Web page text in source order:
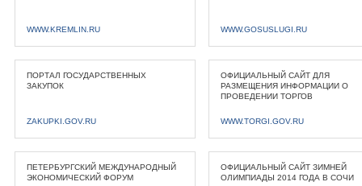
WWW.KREMLIN.RU WWW.GOSUSLUGI.RU
ПОРТАЛ ГОСУДАРСТВЕННЫХ
ЗАКУПОК
ZAKUPKI.GOV.RU
ОФИЦИАЛЬНЫЙ САЙТ ДЛЯ
РАЗМЕЩЕНИЯ ИНФОРМАЦИИ О
ПРОВЕДЕНИИ ТОРГОВ
WWW.TORGI.GOV.RU
ПЕТЕРБУРГСКИЙ МЕЖДУНАРОДНЫЙ
ЭКОНОМИЧЕСКИЙ ФОРУМ
ОФИЦИАЛЬНЫЙ САЙТ ЗИМНЕЙ
ОЛИМПИАДЫ 2014 ГОДА В СОЧИ